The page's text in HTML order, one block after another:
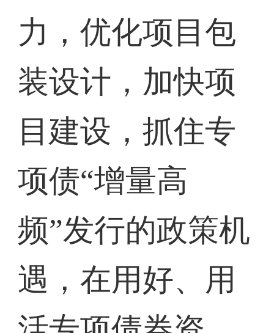
力，优化项目包
装设计，加快项
目建设，抓住专
项债“增量高
频”发行的政策机
遇，在用好、用